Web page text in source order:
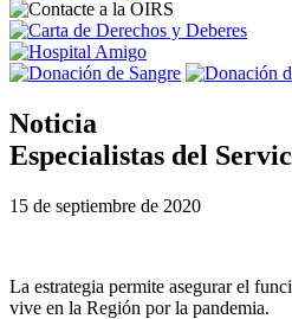
Noticia
Especialistas del
15 de septiembre de 2020
La estrategia permite asegurar el
vive en la Región por la pandemia.